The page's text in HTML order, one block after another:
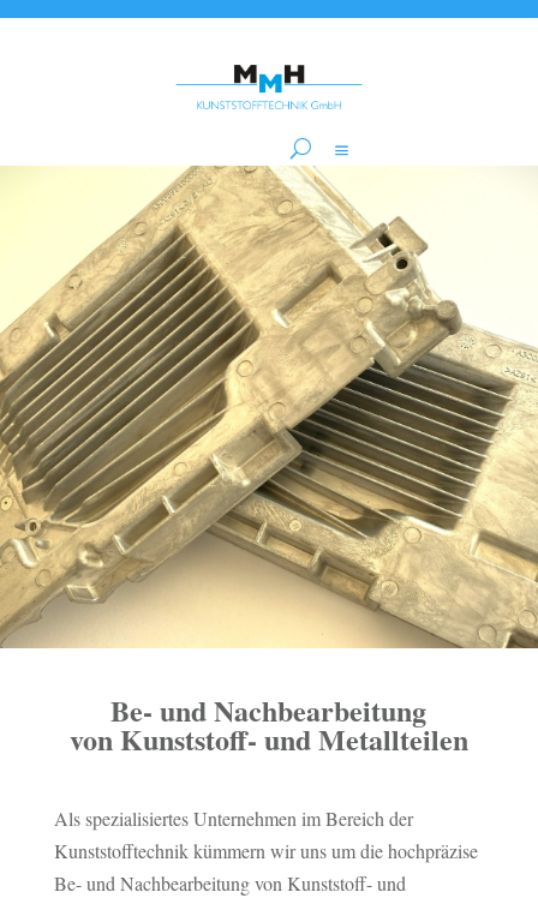
Be- und Nachbearbeitung
von Kunststoff- und Metallteilen
Als spezialisiertes Unternehmen im Bereich der
Kunststofftechnik kümmern wir uns um die hochpräzise
Be- und Nachbearbeitung von Kunststoff- und